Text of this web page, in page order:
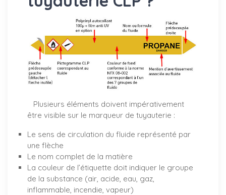
Plusieurs éléments doivent impérativement
être visible sur le marqueur de tuyauterie :
Le sens de circulation du fluide représenté par
une flèche
Le nom complet de la matière
La couleur de l’étiquette doit indiquer le groupe
de la substance (air, acide, eau, gaz,
inflammable, incendie, vapeur)